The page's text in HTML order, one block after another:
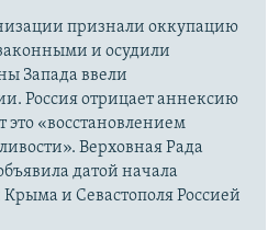
признали оккупацию
и осудили
Запада ввели
Россия отрицает аннексию
это «восстановлением
Верховная Рада
датой начала
и Севастополя Россией